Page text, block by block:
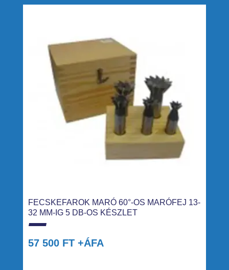
FECSKEFAROK MARÓ 60°-OS MARÓFEJ 13-
32 MM-IG 5 DB-OS KÉSZLET
57 500 FT +ÁFA